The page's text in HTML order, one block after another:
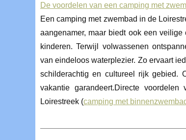
De voordelen van een camping met
Een camping met zwembad in de
aangenamer, maar biedt ook een
kinderen. Terwijl volwassenen
van eindeloos waterplezier. Zo ervaart
schilderachtig en cultureel rijk gebied.
vakantie garandeert.Directe
Loirestreek (camping met